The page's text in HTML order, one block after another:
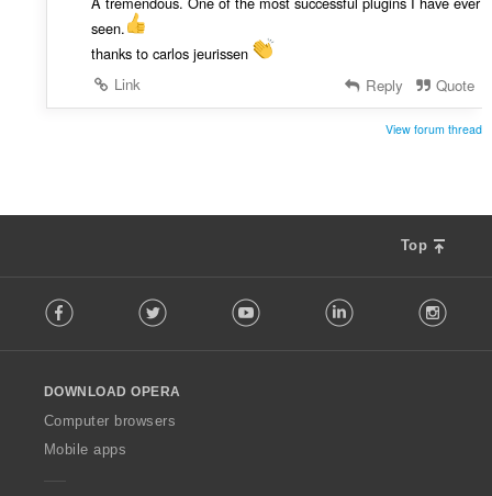
seen.
thanks to carlos jeurissen
Link
Reply Quote
View forum thread
Top
o
w
O
p
Facebook Twitter Youtube LinkedIn
DOWNLOAD OPERA
Computer browsers
Mobile apps